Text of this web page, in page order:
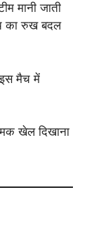
मानी जाती
का रुख बदल
मैच में
खेल दिखाना